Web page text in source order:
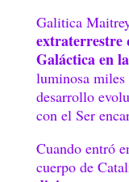
Galitica
extraterrestre
Galáctica en
luminosa miles
desarrollo
con el Ser
Cuando entró
cuerpo de